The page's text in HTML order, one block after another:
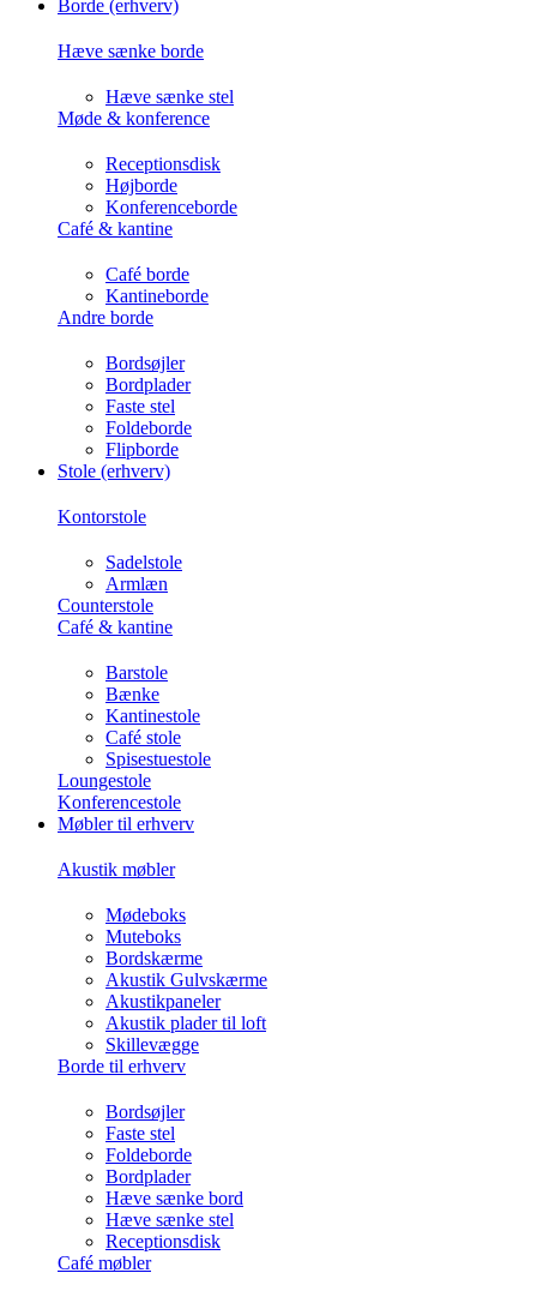
Borde (erhverv)
Hæve sænke borde
Hæve sænke stel
Møde & konference
Receptionsdisk
Højborde
Konferenceborde
Café & kantine
Café borde
Kantineborde
Andre borde
Bordsøjler
Bordplader
Faste stel
Foldeborde
Flipborde
Stole (erhverv)
Kontorstole
Sadelstole
Armlæn
Counterstole
Café & kantine
Barstole
Bænke
Kantinestole
Café stole
Spisestuestole
Loungestole
Konferencestole
Møbler til erhverv
Akustik møbler
Mødeboks
Muteboks
Bordskærme
Akustik Gulvskærme
Akustikpaneler
Akustik plader til loft
Skillevægge
Borde til erhverv
Bordsøjler
Faste stel
Foldeborde
Bordplader
Hæve sænke bord
Hæve sænke stel
Receptionsdisk
Café møbler